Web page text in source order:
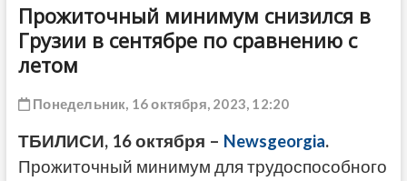
Прожиточный минимум снизился в
Грузии в сентябре по сравнению с
летом
Понедельник, 16 октября, 2023, 12:20
ТБИЛИСИ, 16 октября – Newsgeorgia.
Прожиточный минимум для трудоспособного